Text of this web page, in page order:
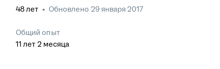
48лет • Обновлено 29 января 2017
Общий опыт
11 лет 2 месяца